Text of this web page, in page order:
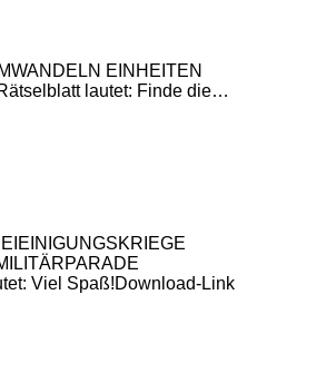
EINHEITEN
lautet: Finde die…
Viel Spaß!Download-Link